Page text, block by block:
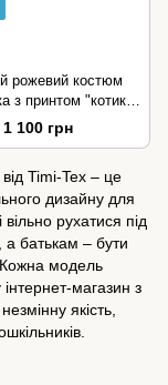
рожевий костюм
з принтом "котики"
розмір 110-116
1 100 грн
Timi-Tex – це
дизайну для
рухатися під
а батькам – бути
Кожна модель
магазин з
якість,